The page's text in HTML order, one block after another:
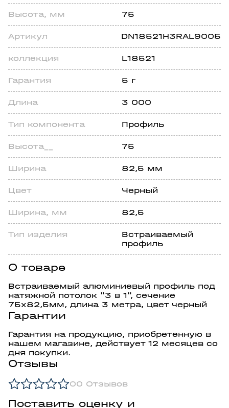
Высота, мм 75
Артикул DN18521H3RAL9005
коллекция L18521
Гарантия 5 г
Длина 3 000
Тип компонента Профиль
Высота__ 75
Ширина 82,5 мм
Цвет Черный
Шиpинa, мм 82,5
Тип издeлия
Встраиваемый
профиль
О товаре
Встраиваемый алюминиевый профиль под
натяжной потолок "3 в 1", сечение
75х82,5мм, длина 3 метра, цвет черный
Гарантии
Гарантия на продукцию, приобретенную в
нашем магазине, действует 12 месяцев со
дня покупки.
Отзывы
00 Отзывов
Поставить оценку и